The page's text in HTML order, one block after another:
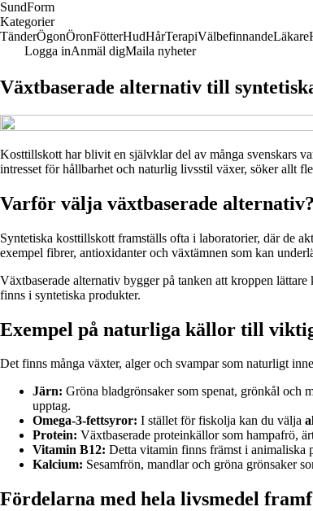
SundForm
Kategorier
TänderÖgonÖronFötterHudHårTerapiVälbefinnandeLäkare
Logga inAnmäl digMaila nyheter
Växtbaserade alternativ till
Kosttillskott har blivit en självklar del av många svenskars
intresset för hållbarhet och naturlig livsstil växer, söker allt
Varför välja växtbaserade alternativ?
Syntetiska kosttillskott framställs ofta i laboratorier, där de
exempel fibrer, antioxidanter och växtämnen som kan
Växtbaserade alternativ bygger på tanken att kroppen
finns i syntetiska produkter.
Exempel på naturliga källor till
Det finns många växter, alger och svampar som naturligt
Järn: Gröna bladgrönsaker som spenat, grönkål och
upptag.
Omega-3-fettsyror: I stället för fiskolja kan du välja
Protein: Växtbaserade proteinkällor som hampafrö,
Vitamin B12: Detta vitamin finns främst i animaliska
Kalcium: Sesamfrön, mandlar och gröna grönsaker
Fördelarna med hela livsmedel